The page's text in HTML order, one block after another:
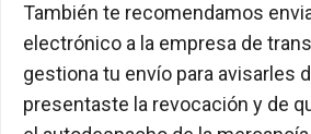
También te recomendamos
electrónico a la empresa de
gestiona tu envío para avisarles
presentaste la revocación y de